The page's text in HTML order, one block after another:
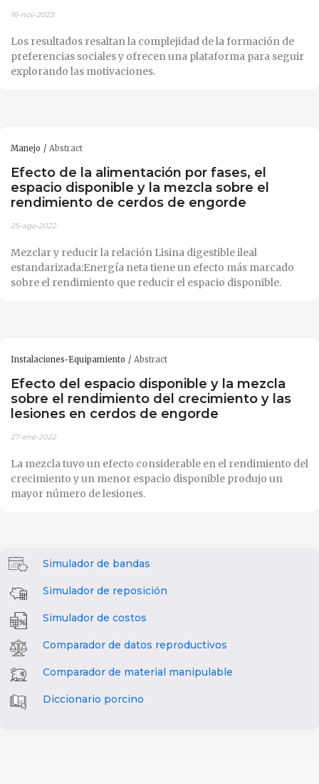
16-nov-2023
Los resultados resaltan la complejidad de la formación de
preferencias sociales y ofrecen una plataforma para seguir
explorando las motivaciones.
Manejo Abstract
Efecto de la alimentación por fases, el
espacio disponible y la mezcla sobre el
rendimiento de cerdos de engorde
25-ago-2022
Mezclar y reducir la relación Lisina digestible ileal
estandarizada:Energía neta tiene un efecto más marcado
sobre el rendimiento que reducir el espacio disponible.
Instalaciones-Equipamiento Abstract
Efecto del espacio disponible y la mezcla
sobre el rendimiento del crecimiento y las
lesiones en cerdos de engorde
27-ene-2022
La mezcla tuvo un efecto considerable en el rendimiento del
crecimiento y un menor espacio disponible produjo un
mayor número de lesiones.
Simulador de bandas
Simulador de reposición
Simulador de costos
Comparador de datos reproductivos
Comparador de material manipulable
Diccionario porcino